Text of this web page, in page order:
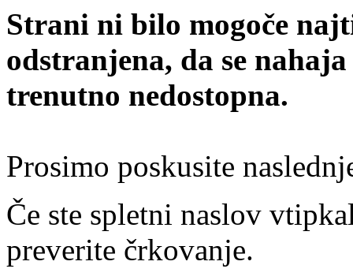
Strani ni bilo mogoče
odstranjena, da se
trenutno nedostopna.
Prosimo poskusite
Če ste spletni naslov
preverite črkovanje.